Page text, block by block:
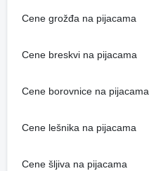
Cene grožđa na pijacama
Cene breskvi na pijacama
Cene borovnice na pijacama
Cene lešnika na pijacama
Cene šljiva na pijacama